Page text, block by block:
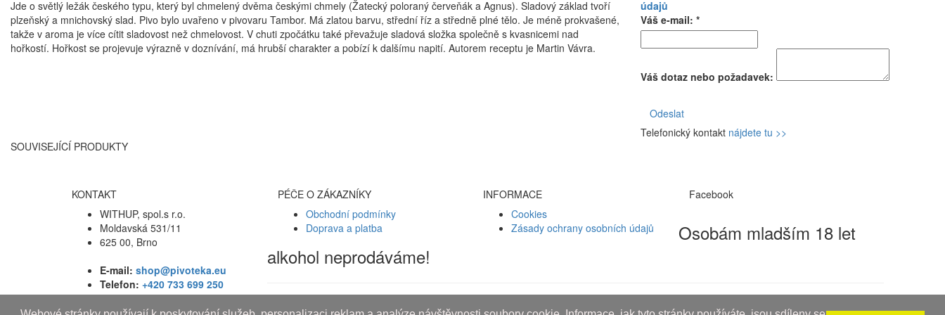
Jde o světlý ležák českého typu, který byl chmelený dvěma českými chmely (Žatecký poloraný červeňák a Agnus). Sladový základ tvoří
plzeňský a mnichovský slad. Pivo bylo uvařeno v pivovaru Tambor. Má zlatou barvu, střední říz a středně plné tělo. Je méně prokvašené,
takže v aroma je více cítit sladovost než chmelovost. V chuti zpočátku také převažuje sladová složka společně s kvasnicemi nad
hořkostí. Hořkost se projevuje výrazně v doznívání, má hrubší charakter a pobízí k dalšímu napití. Autorem receptu je Martin Vávra.
údajů
Váš e-mail: *
Váš dotaz nebo požadavek:
Odeslat
Telefonický kontakt nájdete tu >>
SOUVISEJÍCÍ PRODUKTY
KONTAKT
WITHUP, spol.s r.o.
Moldavská 531/11
625 00, Brno
E-mail: shop@pivoteka.eu
Telefon: +420 733 699 250
PÉČE O ZÁKAZNÍKY
Obchodní podmínky
Doprava a platba
INFORMACE
Cookies
Zásady ochrany osobních údajů
Facebook
Osobám mladším 18 let
alkohol neprodáváme!